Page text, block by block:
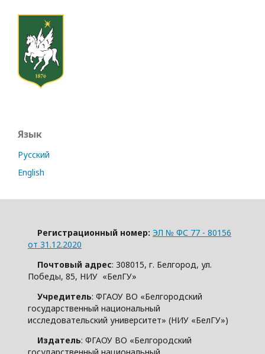
Язык
Русский
English
Регистрационный номер: ЭЛ № ФС 77 - 80156
от 31.12.2020
Почтовый адрес: 308015, г. Белгород, ул.
Победы, 85, НИУ «БелГУ»
Учредитель: ФГАОУ ВО «Белгородский
государственный национальный
исследовательский университет» (НИУ «БелГУ»)
Издатель: ФГАОУ ВО «Белгородский